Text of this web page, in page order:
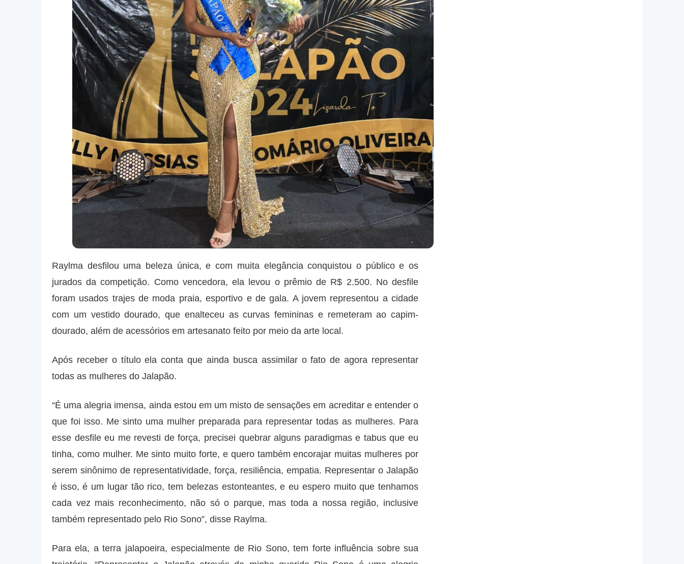
Raylma desfilou uma beleza única, e com muita elegância conquistou o público e os
jurados da competição. Como vencedora, ela levou o prêmio de R$ 2.500. No desfile
foram usados trajes de moda praia, esportivo e de gala. A jovem representou a cidade
com um vestido dourado, que enalteceu as curvas femininas e remeteram ao capim-
dourado, além de acessórios em artesanato feito por meio da arte local.
Após receber o título ela conta que ainda busca assimilar o fato de agora representar
todas as mulheres do Jalapão.
“É uma alegria imensa, ainda estou em um misto de sensações em acreditar e entender o
que foi isso. Me sinto uma mulher preparada para representar todas as mulheres. Para
esse desfile eu me revesti de força, precisei quebrar alguns paradigmas e tabus que eu
tinha, como mulher. Me sinto muito forte, e quero também encorajar muitas mulheres por
serem sinônimo de representatividade, força, resiliência, empatia. Representar o Jalapão
é isso, é um lugar tão rico, tem belezas estonteantes, e eu espero muito que tenhamos
cada vez mais reconhecimento, não só o parque, mas toda a nossa região, inclusive
também representado pelo Rio Sono”, disse Raylma.
Para ela, a terra jalapoeira, especialmente de Rio Sono, tem forte influência sobre sua